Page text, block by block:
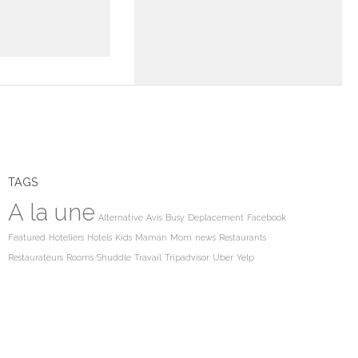
TAGS
A la une Alternative Avis Busy Deplacement Facebook
Featured Hoteliers Hotels Kids Maman Mom news Restaurants
Restaurateurs Rooms Shuddle Travail Tripadvisor Uber Yelp